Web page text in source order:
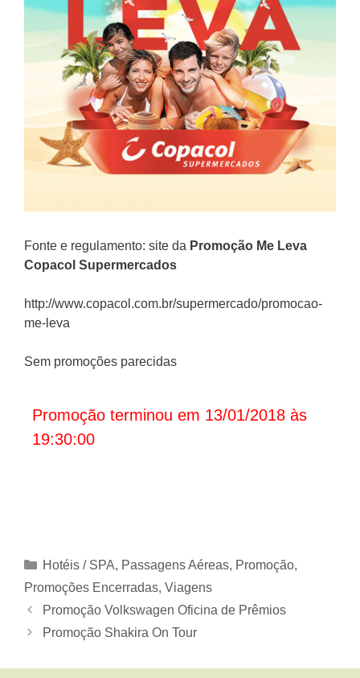
Fonte e regulamento: site da Promoção Me Leva
Copacol Supermercados
http://www.copacol.com.br/supermercado/promocao-
me-leva
Sem promoções parecidas
Promoção terminou em 13/01/2018 às
19:30:00
Categorias
Hotéis / SPA, Passagens Aéreas, Promoção,
Promoções Encerradas, Viagens
Promoção Volkswagen Oficina de Prêmios
Promoção Shakira On Tour